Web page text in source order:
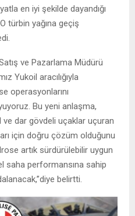
en iyi şekilde dayandığı
türbin yağına geçiş
ve Pazarlama Müdürü
Yukoil aracılığıyla
operasyonlarını
Bu yeni anlaşma,
ve dar gövdeli uçaklar uçuran
için doğru çözüm olduğunu
artık sürdürülebilir uygun
saha performansına sahip
belirtti.